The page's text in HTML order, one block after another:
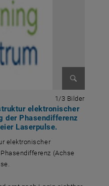
Bild
1/3 Bilder
elektronischer
der Phasendifferenz
Laserpulse.
elektronischer
(Achse